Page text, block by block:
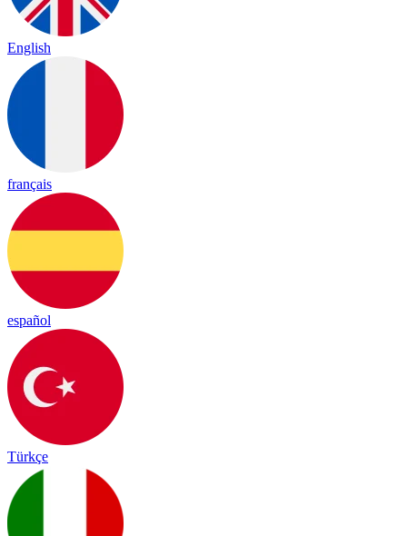
English
français
español
Türkçe